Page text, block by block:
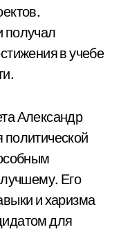
получал
в учебе
Александр
лучшему. Его
и харизма
для